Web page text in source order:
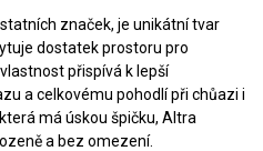
značek, je unikátní tvar
dostatek prostoru pro
přispívá k lepší
a celkovému pohodlí při chůazi i
má úskou špičku, Altra
a bez omezení.